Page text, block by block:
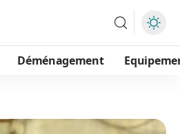
Déménagement